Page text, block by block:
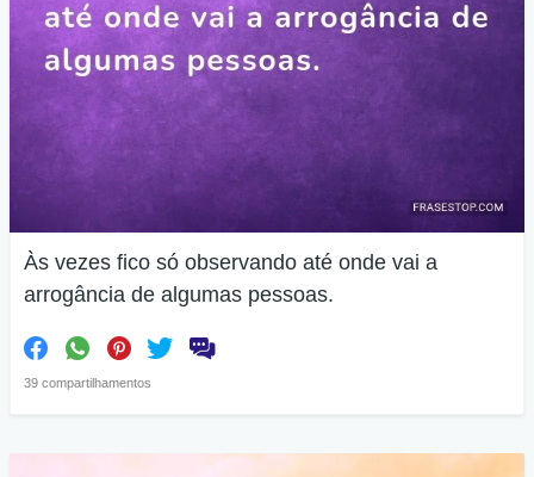
Às vezes fico só observando até onde vai a
arrogância de algumas pessoas.
39 compartilhamentos